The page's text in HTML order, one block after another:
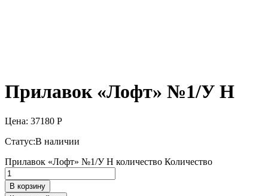
Прилавок «Лофт» №1/У Н
Цена: 37180 Р
Статус:В наличии
Прилавок «Лофт» №1/У Н количество Количество
В корзину